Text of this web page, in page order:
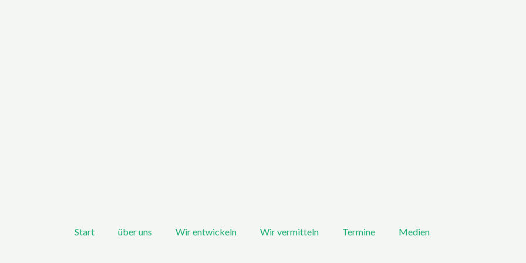
Start über uns Wir entwickeln Wir vermitteln Termine Medien